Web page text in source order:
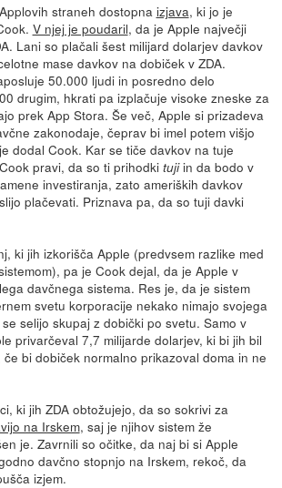
straneh dostopna izjava, ki jo je
V njej je poudaril, da je Apple največji
Lani so plačali šest milijard dolarjev davkov
mase davkov na dobiček v ZDA.
50.000 ljudi in posredno delo
drugim, hkrati pa izplačuje visoke zneske za
prek App Stora. Še več, Apple si prizadeva
zakonodaje, čeprav bi imel potem višjo
dodal Cook. Kar se tiče davkov na tuje
pravi, da so ti prihodki tujiin da bodo v
investiranja, zato ameriških davkov
plačevati. Priznava pa, da so tuji davki
ki jih izkorišča Apple (predvsem razlike med
pa je Cook dejal, da je Apple v
davčnega sistema. Res je, da je sistem
svetu korporacije nekako nimajo svojega
selijo skupaj z dobički po svetu. Samo v
privarčeval 7,7 milijarde dolarjev, ki bi jih bil
če bi dobiček normalno prikazoval doma in ne
ki jih ZDA obtožujejo, da so sokrivi za
na Irskem, saj je njihov sistem že
je. Zavrnili so očitke, da naj bi si Apple
davčno stopnjo na Irskem, rekoč, da
izjem.